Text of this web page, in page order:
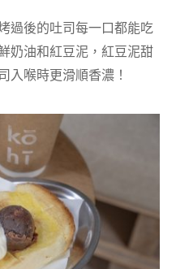
過後的吐司每一口都能吃
奶油和紅豆泥，紅豆泥甜
入喉時更滑順香濃！